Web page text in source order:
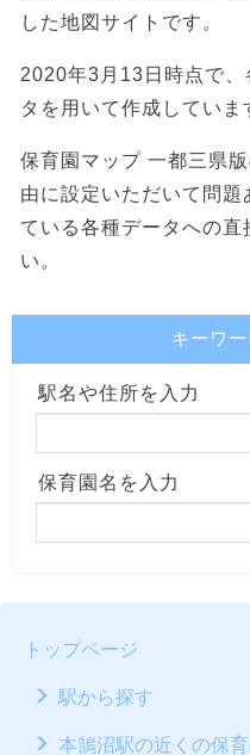
した地図サイトです。
2020年3月13日時点で
タを用いて作成していま
保育園マップ 一都三県
由に設定いただいて問
ている各種データへの直
い。
キーワ
駅名や住所を入力
保育園名を入力
トップページ
駅から探す
本鵠沼駅の近くの保育